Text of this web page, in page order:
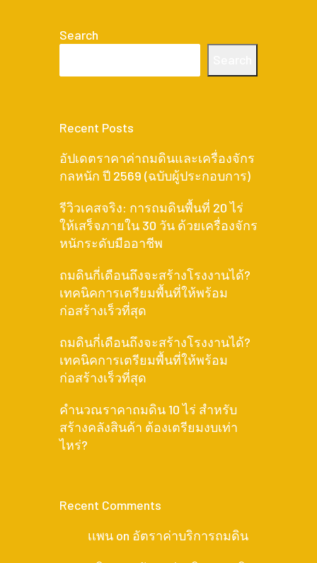
Search
Recent Posts
อัปเดตราคาค่าถมดินและเครื่องจักร
กลหนัก ปี 2569 (ฉบับผู้ประกอบการ)
รีวิวเคสจริง: การถมดินพื้นที่ 20 ไร่
ให้เสร็จภายใน 30 วัน ด้วยเครื่องจักร
หนักระดับมืออาชีพ
ถมดินกี่เดือนถึงจะสร้างโรงงานได้?
เทคนิคการเตรียมพื้นที่ให้พร้อม
ก่อสร้างเร็วที่สุด
ถมดินกี่เดือนถึงจะสร้างโรงงานได้?
เทคนิคการเตรียมพื้นที่ให้พร้อม
ก่อสร้างเร็วที่สุด
คำนวณราคาถมดิน 10 ไร่ สำหรับ
สร้างคลังสินค้า ต้องเตรียมงบเท่า
ไหร่?
Recent Comments
เเพน on อัตราค่าบริการถมดิน